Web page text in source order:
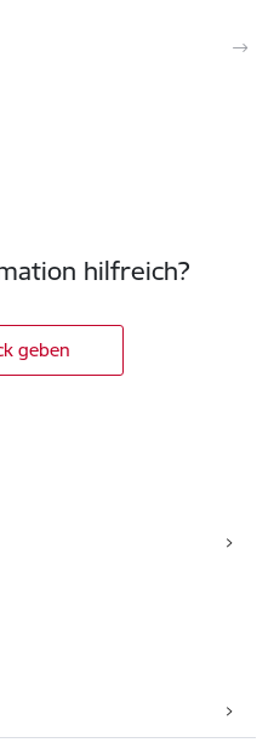
hilfreich?
geben